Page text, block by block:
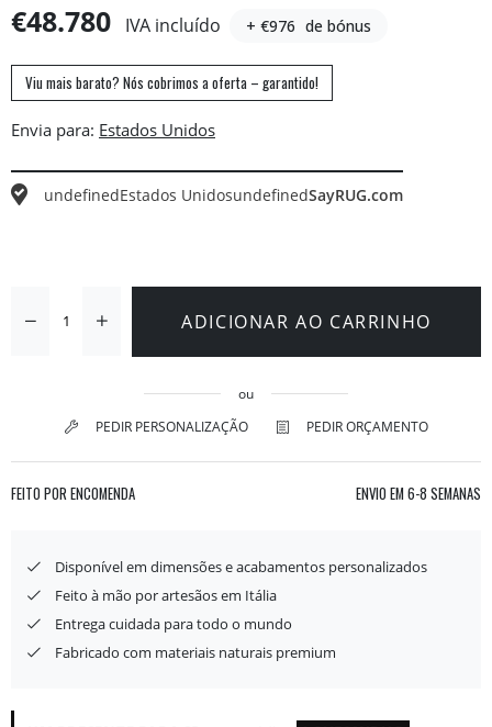
€48.780 IVA incluído + €976 de bónus
Viu mais barato? Nós cobrimos a oferta – garantido!
Envia para:
undefinedEstados UnidosundefinedSayRUG.com
ADICIONAR AO CARRINHO
ou
PEDIR PERSONALIZAÇÃO
PEDIR ORÇAMENTO
FEITO POR ENCOMENDA ENVIO EM 6-8 SEMANAS
Disponível em dimensões e acabamentos personalizados
Feito à mão por artesãos em Itália
Entrega cuidada para todo o mundo
Fabricado com materiais naturais premium